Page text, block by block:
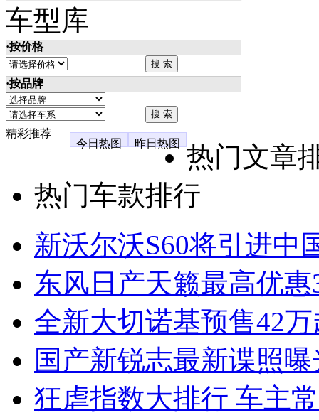
车型库
·按价格
·按品牌
精彩推荐
今日热图
昨日热图
热门文章
热门车款排行
新沃尔沃S60将引进中
东风日产天籁最高优
全新大切诺基预售42
国产新锐志最新谍照
狂虐指数大排行 车主